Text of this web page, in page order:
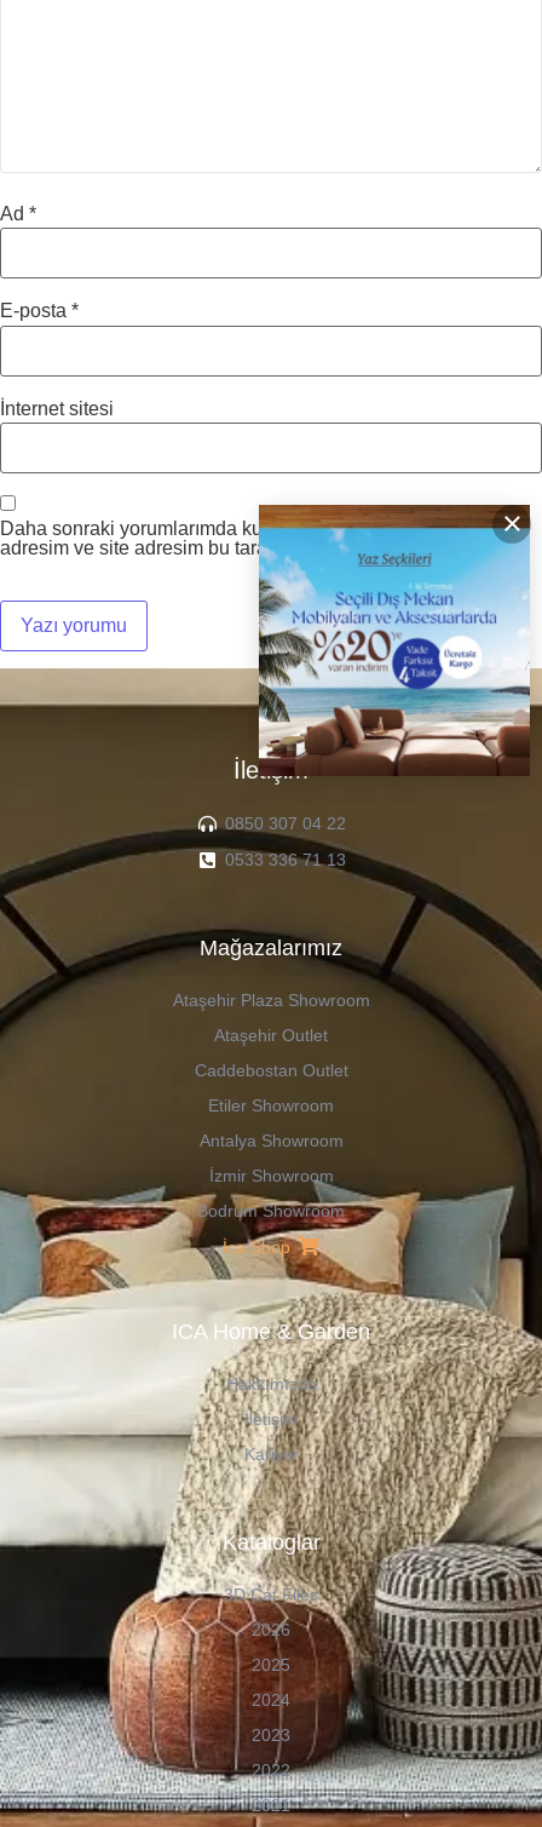
×
Ad *
E-posta *
İnternet sitesi
Daha sonraki yorumlarımda kullanılması için adım, e-posta
adresim ve site adresim bu tarayıcıya kaydedilsin.
İletişim
0850 307 04 22
0533 336 71 13
Mağazalarımız
Ataşehir Plaza Showroom
Ataşehir Outlet
Caddebostan Outlet
Etiler Showroom
Antalya Showroom
İzmir Showroom
Bodrum Showroom
İca Shop
ICA Home & Garden
Hakkımızda
İletişim
Kariyer
Kataloglar
3D Cat Files
2026
2025
2024
2023
2022
2021